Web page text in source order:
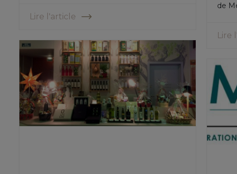
Lire l'article
de
Lire